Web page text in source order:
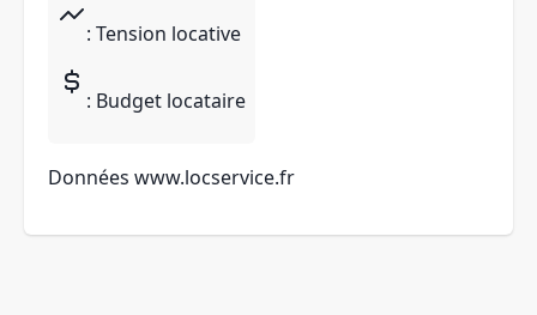
: Tension locative
: Budget locataire
Données www.locservice.fr